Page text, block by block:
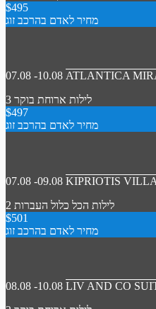
$495
מחיר לאדם בהרכב זוג
07.08 -10.08 ATLANTICA
3 לילות ארוחת בוקר
$497
מחיר לאדם בהרכב זוג
07.08 -09.08 KIPRIOTIS
2 לילות הכל כלול העברות
$501
מחיר לאדם בהרכב זוג
08.08 -10.08 LIV AND CO